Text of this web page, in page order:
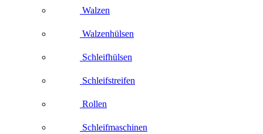
Walzen
Walzenhülsen
Schleifhülsen
Schleifstreifen
Rollen
Schleifmaschinen